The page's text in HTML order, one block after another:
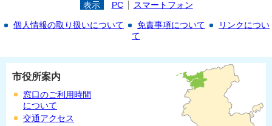
表示 PC スマートフォン
個人情報の取り扱いについて 免責事項について
リンクについ
て
市役所案内
窓口のご利用時間
について
交通アクセス